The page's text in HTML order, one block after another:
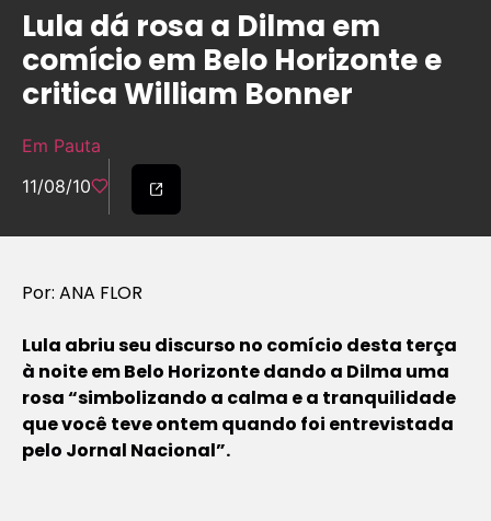
Lula dá rosa a Dilma em
comício em Belo Horizonte e
critica William Bonner
Em Pauta
11/08/10
Por: ANA FLOR
Lula abriu seu discurso no comício desta terça
à noite em Belo Horizonte dando a Dilma uma
rosa “simbolizando a calma e a tranquilidade
que você teve ontem quando foi entrevistada
pelo Jornal Nacional”.